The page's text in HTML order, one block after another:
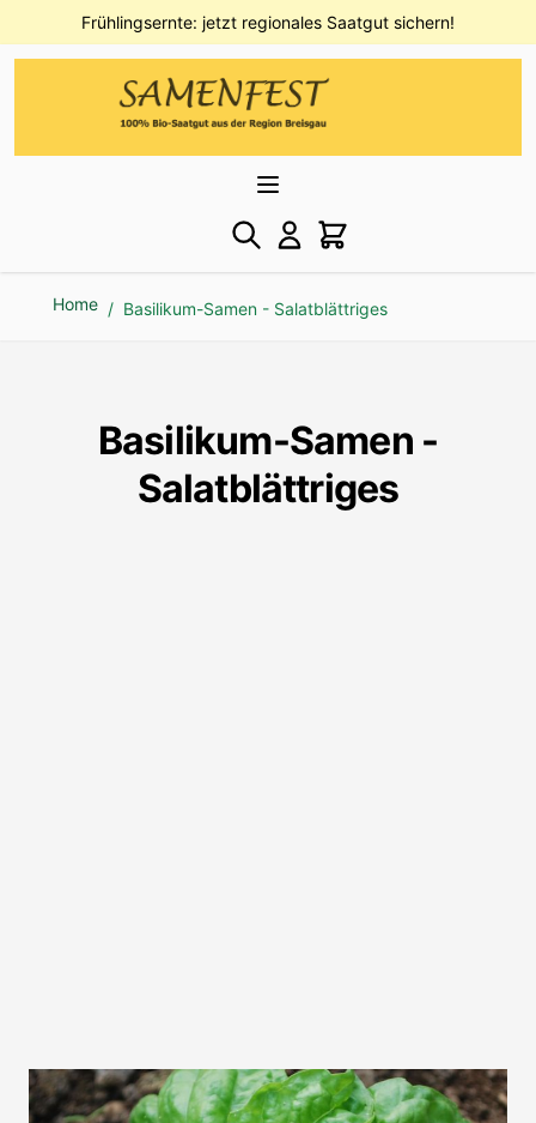
Direkt zum InhaltFrühlingsernte: jetzt regionales Saatgut sichern!
Home / Basilikum-Samen - Salatblättriges
Basilikum-Samen -
Salatblättriges